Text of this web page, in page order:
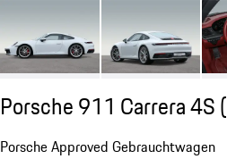
Porsche 911 Carrera 4S
Porsche Approved Gebrauchtwagen